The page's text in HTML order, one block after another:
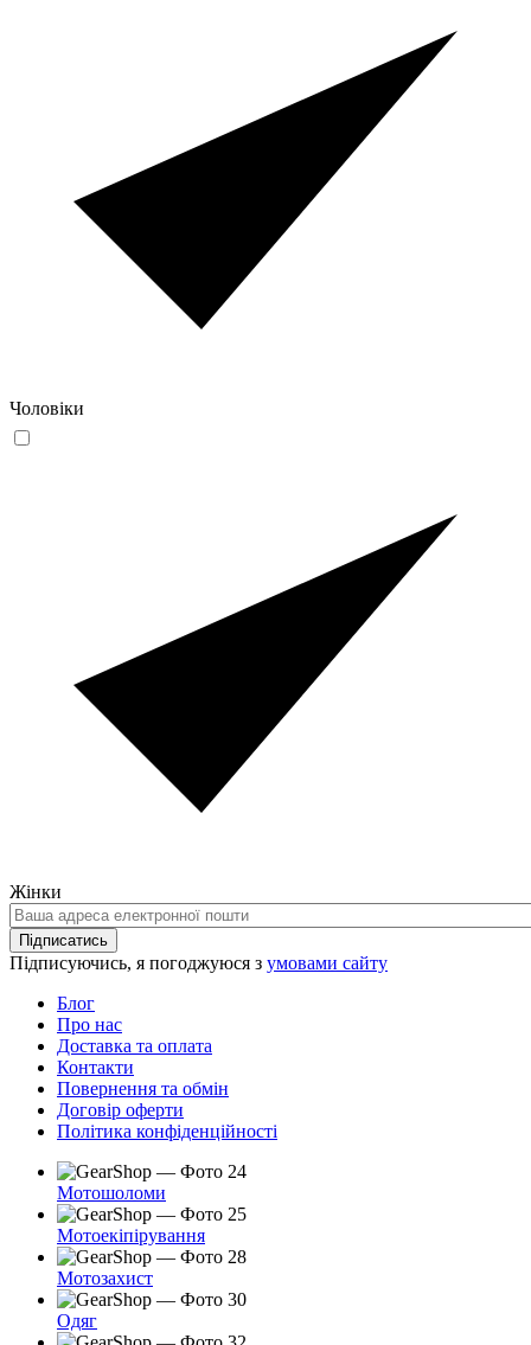
Чоловіки
Жінки
Ваша
адреса
електронної
пошти
Підписатись
Підписуючись, я погоджуюся з умовами сайту
Блог
Про нас
Доставка та оплата
Контакти
Повернення та обмін
Договір оферти
Політика конфіденційності
Мотошоломи
Мотоекіпірування
Мотозахист
Одяг